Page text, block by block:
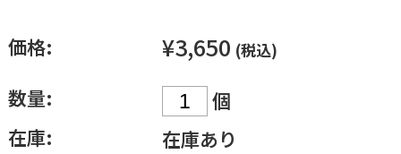
価格: ¥3,650 (税込)
数量:
個
在庫:
在庫あり